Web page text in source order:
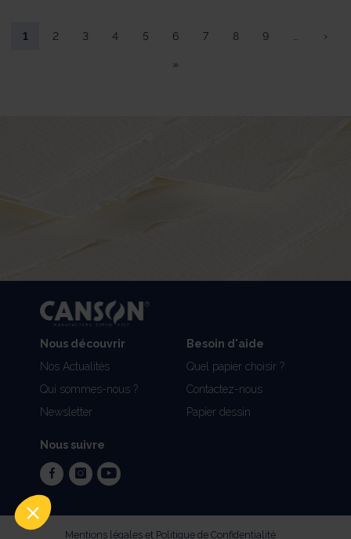
1 2 3 4 5 6 7 8 9 ›
»
Nous découvrir
Nos Actualités
Qui sommes-nous ?
Newsletter
Besoin d'aide
Quel papier choisir ?
Contactez-nous
Papier dessin
Nous suivre
facebookinstagram
youtube
Mentions légales et Politique de Confidentialité